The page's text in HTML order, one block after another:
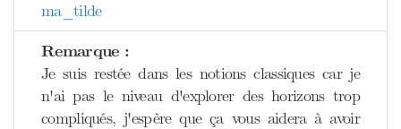
ma_tilde
Remarque :
Je suis restée dans les notions classiques car je
n'ai pas le niveau d'explorer des horizons trop
compliqués, j'espère que ça vous aidera à avoir